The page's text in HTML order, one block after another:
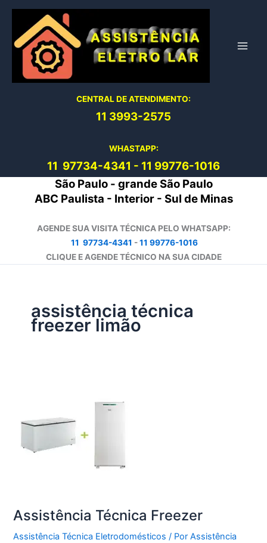
conteúdo
CENTRAL DE ATENDIMENTO:
11 3993-2575
WHASTAPP:
11 97734-4341 - 11 99776-1016
São Paulo - grande São Paulo
ABC Paulista - Interior - Sul de Minas
AGENDE SUA VISITA TÉCNICA PELO WHATSAPP:
11 97734-4341 -11 99776-1016
CLIQUE E AGENDE TÉCNICO NA SUA CIDADE
assistência técnica
freezer limão
Assistência Técnica Freezer
Assistência Técnica Eletrodomésticos / PorAssistência